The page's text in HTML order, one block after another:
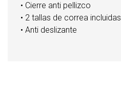
• Cierre anti pellizco
• 2 tallas de correa incluidas
• Anti deslizante